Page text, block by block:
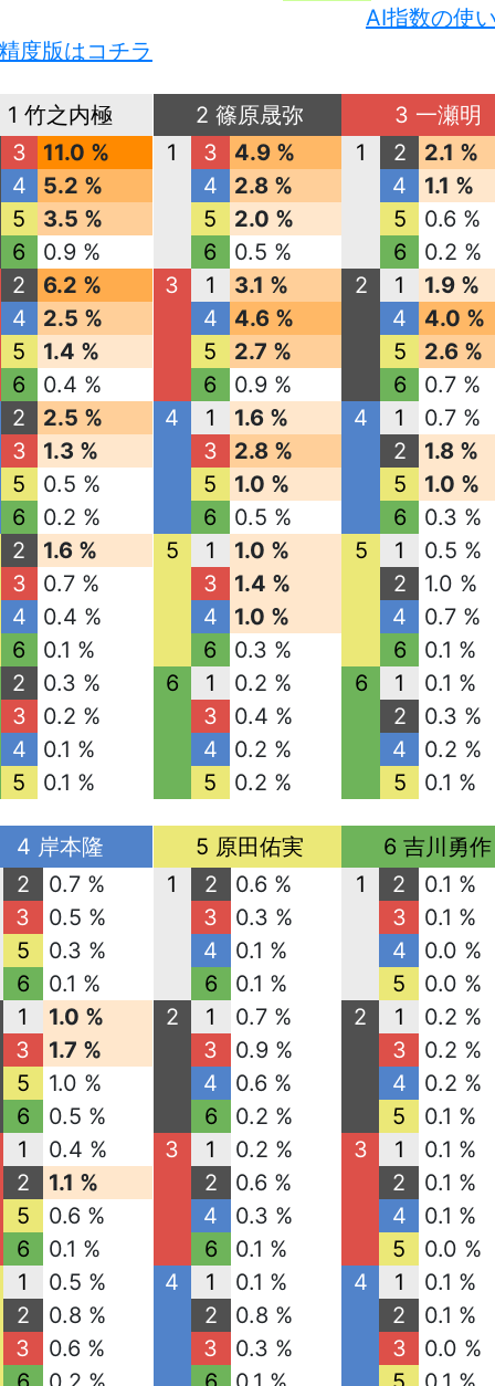
AI指数の使
度版はコチラ
1 竹之内極
3
11.0 %
4
5.2 %
5
3.5 %
6
0.9 %
2
6.2 %
4
2.5 %
5
1.4 %
6
0.4 %
2
2.5 %
3
1.3 %
5
0.5 %
6
0.2 %
2
1.6 %
3
0.7 %
4
0.4 %
6
0.1 %
2
0.3 %
3
0.2 %
4
0.1 %
5
0.1 %
2 篠原晟弥
1
3
4.9 %
4
2.8 %
5
2.0 %
6
0.5 %
3
1
3.1 %
4
4.6 %
5
2.7 %
6
0.9 %
4
1
1.6 %
3
2.8 %
5
1.0 %
6
0.5 %
5
1
1.0 %
3
1.4 %
4
1.0 %
6
0.3 %
6
1
0.2 %
3
0.4 %
4
0.2 %
5
0.2 %
3 一瀬明
1
2
2.1 %
4
1.1 %
5
0.6 %
6
0.2 %
2
1
1.9 %
4
4.0 %
5
2.6 %
6
0.7 %
4
1
0.7 %
2
1.8 %
5
1.0 %
6
0.3 %
5
1
0.5 %
2
1.0 %
4
0.7 %
6
0.1 %
6
1
0.1 %
2
0.3 %
4
0.2 %
5
0.1 %
4 岸本隆
2
0.7 %
3
0.5 %
5
0.3 %
6
0.1 %
1
1.0 %
3
1.7 %
5
1.0 %
6
0.5 %
1
0.4 %
2
1.1 %
5
0.6 %
6
0.1 %
1
0.5 %
2
0.8 %
3
0.6 %
5 原田佑実
1
2
0.6 %
3
0.3 %
4
0.1 %
6
0.1 %
2
1
0.7 %
3
0.9 %
4
0.6 %
6
0.2 %
3
1
0.2 %
2
0.6 %
4
0.3 %
6
0.1 %
4
1
0.1 %
2
0.8 %
3
0.3 %
6 吉川勇作
1
2
0.1 %
3
0.1 %
4
0.0 %
5
0.0 %
2
1
0.2 %
3
0.2 %
4
0.2 %
5
0.1 %
3
1
0.1 %
2
0.1 %
4
0.1 %
5
0.0 %
4
1
0.1 %
2
0.1 %
3
0.0 %